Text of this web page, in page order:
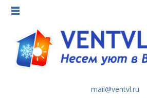
mail@ventvl.ru